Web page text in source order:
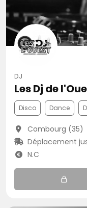
DJ
Les Dj de
Disco Dance
Combourg (35)
Déplacement
N.C